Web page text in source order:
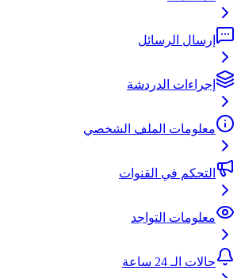
إرسال الرسائل
إجراءات الدردشة
معلومات الملف الشخصي
التحكم في القنوات
معلومات التواجد
حالات الـ 24 ساعة